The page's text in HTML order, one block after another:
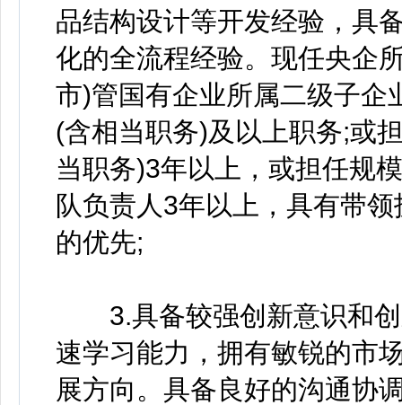
品结构设计等开发经验，具
化的全流程经验。现任央企
市)管国有企业所属二级子企
(含相当职务)及以上职务;或
当职务)3年以上，或担任规
队负责人3年以上，具有带
的优先;
3.具备较强创新意识和创
速学习能力，拥有敏锐的市
展方向。具备良好的沟通协